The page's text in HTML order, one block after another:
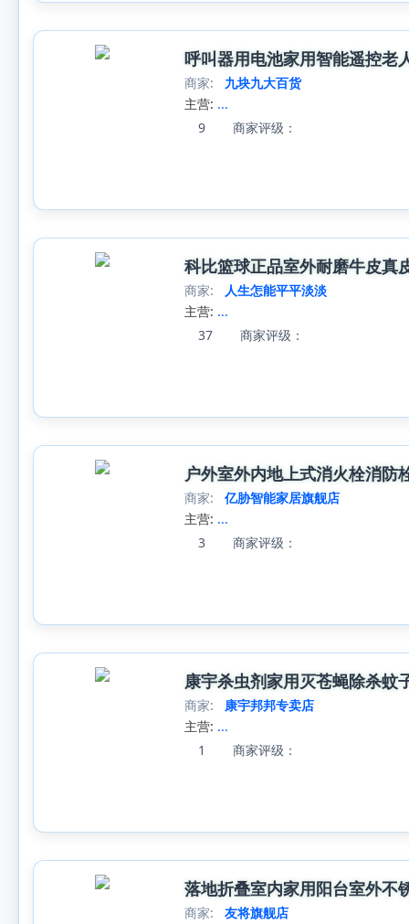
呼叫器用电池家用智能遥控老
商家:
九块九大百货
主营: ...
9
商家评级：
科比篮球正品室外耐磨牛皮真
商家:
人生怎能平平淡淡
主营: ...
37
商家评级：
户外室外内地上式消火栓消防
商家:
亿胁智能家居旗舰店
主营: ...
3
商家评级：
康宇杀虫剂家用灭苍蝇除杀蚊
商家:
康宇邦邦专卖店
主营: ...
1
商家评级：
落地折叠室内家用阳台室外不
商家: 友将旗舰店